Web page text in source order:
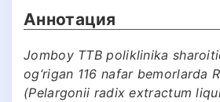
Аннотация
Jomboy TTB poliklinika
og‘rigan 116 nafar bemorlarda
(Pelargonii radix extractum